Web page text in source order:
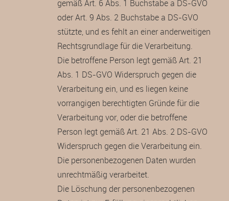
gemäß Art. 6 Abs. 1 Buchstabe a DS-GVO
oder Art. 9 Abs. 2 Buchstabe a DS-GVO
stützte, und es fehlt an einer anderweitigen
Rechtsgrundlage für die Verarbeitung.
Die betroffene Person legt gemäß Art. 21
Abs. 1 DS-GVO Widerspruch gegen die
Verarbeitung ein, und es liegen keine
vorrangigen berechtigten Gründe für die
Verarbeitung vor, oder die betroffene
Person legt gemäß Art. 21 Abs. 2 DS-GVO
Widerspruch gegen die Verarbeitung ein.
Die personenbezogenen Daten wurden
unrechtmäßig verarbeitet.
Die Löschung der personenbezogenen